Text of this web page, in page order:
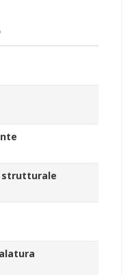
strutturale